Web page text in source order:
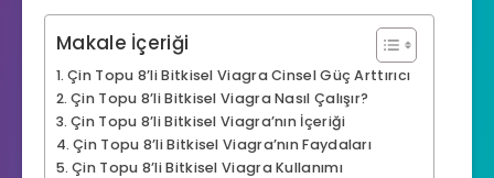
Makale İçeriği
Çin Topu 8’li Bitkisel Viagra Cinsel Güç Arttırıcı
Çin Topu 8’li Bitkisel Viagra Nasıl Çalışır?
Çin Topu 8’li Bitkisel Viagra’nın İçeriği
Çin Topu 8’li Bitkisel Viagra’nın Faydaları
Çin Topu 8’li Bitkisel Viagra Kullanımı